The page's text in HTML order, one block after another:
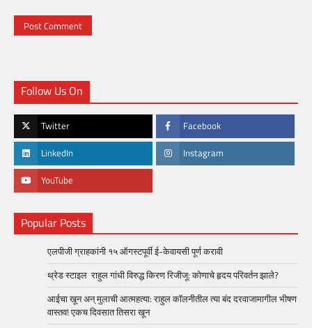
Follow Us On
Twitter Facebook
LinkedIn Instagram
YouTube
Popular Posts
एलपीजी ग्राहकांनी १५ ऑगस्टपूर्वी ई-केवायसी पूर्ण करावी
थ्रेड स्टाइल राहुल गांधी विरुद्ध किरण रिजीजू: कोणाचे हृदय परिवर्तन झाले?
आईचा खून अन् मुलाची आत्महत्या: राहुल कॉलनीतील त्या बंद दरवाजामागील भीषण
वास्तव! एकच दिवसात तिसरा खून